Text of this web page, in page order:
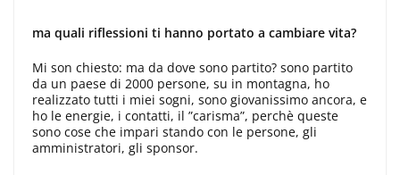
ma quali riflessioni ti hanno portato a cambiare vita?
Mi son chiesto: ma da dove sono partito? sono partito
da un paese di 2000 persone, su in montagna, ho
realizzato tutti i miei sogni, sono giovanissimo ancora, e
ho le energie, i contatti, il ”carisma”, perchè queste
sono cose che impari stando con le persone, gli
amministratori, gli sponsor.